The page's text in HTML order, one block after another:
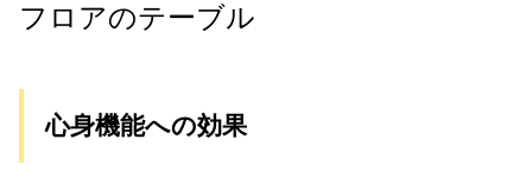
フロアのテーブル
心身機能への効果